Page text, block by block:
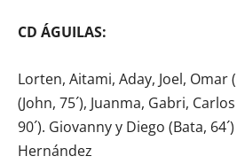
CD ÁGUILAS:
Lorten, Aitami, Aday, Joel, Omar
(John, 75´), Juanma, Gabri,
90´). Giovanny y Diego (Bata,
Hernández